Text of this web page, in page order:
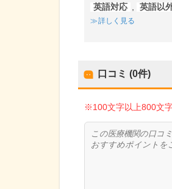
英語対応 英語以
詳しく見る
口コミ (0件)
※100文字以上800文